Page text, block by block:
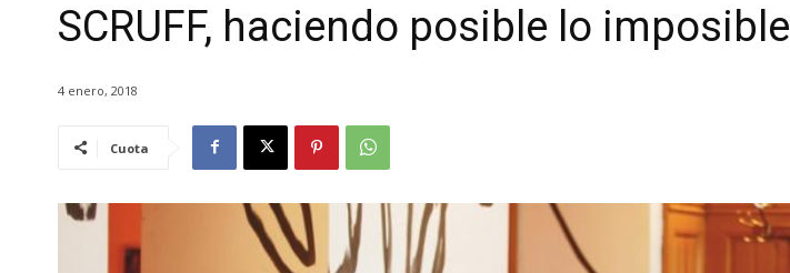
SCRUFF, haciendo posible lo imposible
4 enero, 2018
Cuota